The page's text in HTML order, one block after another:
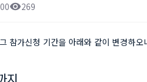
269
참가신청 기간을 아래와 같이 변경하오
지